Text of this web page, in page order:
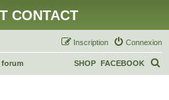
CONTACT
Connexion
Inscription
FACEBOOK
SHOP